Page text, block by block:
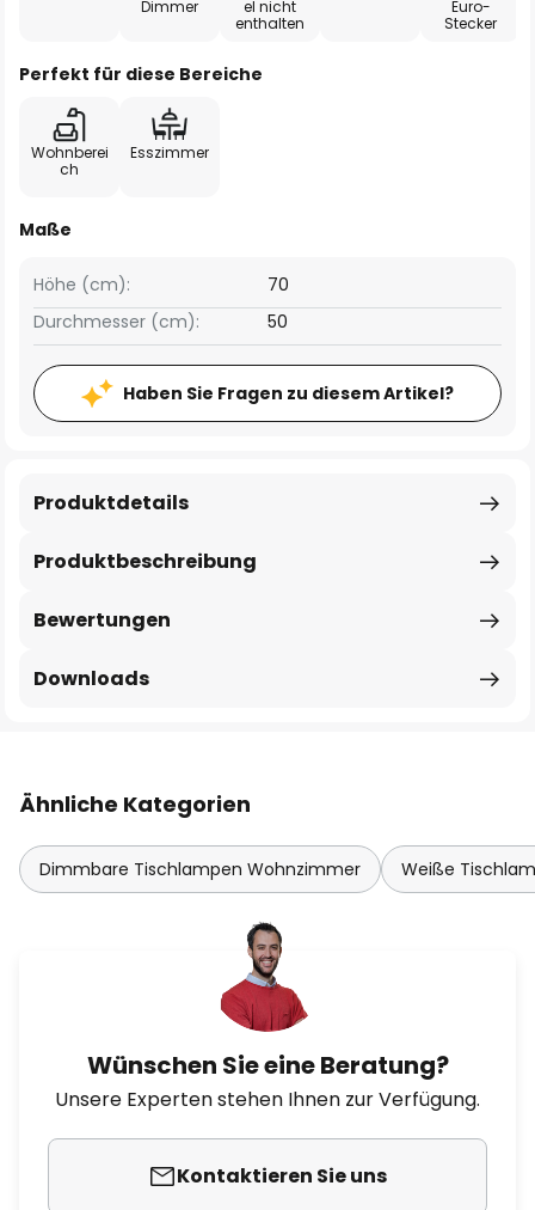
Dimmer
el nicht
enthalten
Euro-
Stecker
Perfekt für diese Bereiche
Wohnberei
ch
Esszimmer
Maße
Höhe (cm):
70
Durchmesser (cm):
50
Haben Sie Fragen zu diesem Artikel?
Produktbeschreibung
Produktdetails
Bewertungen
Downloads
Ähnliche Kategorien
Dimmbare Tischlampen Wohnzimmer Weiße
Wünschen Sie eine Beratung?
Unsere Experten stehen Ihnen zur Verfügung.
Kontaktieren Sie uns